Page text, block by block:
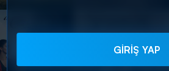
GİRİŞ YAP